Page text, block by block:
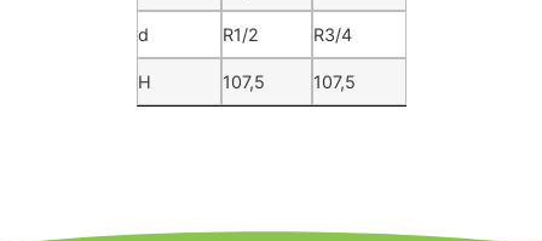
d R1/2 R3/4
H 107,5 107,5